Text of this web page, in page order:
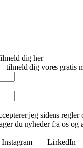
dig her
tilmeld dig vores gratis
jeg sidens regler
du nyheder fra os
Instagram LinkedIn